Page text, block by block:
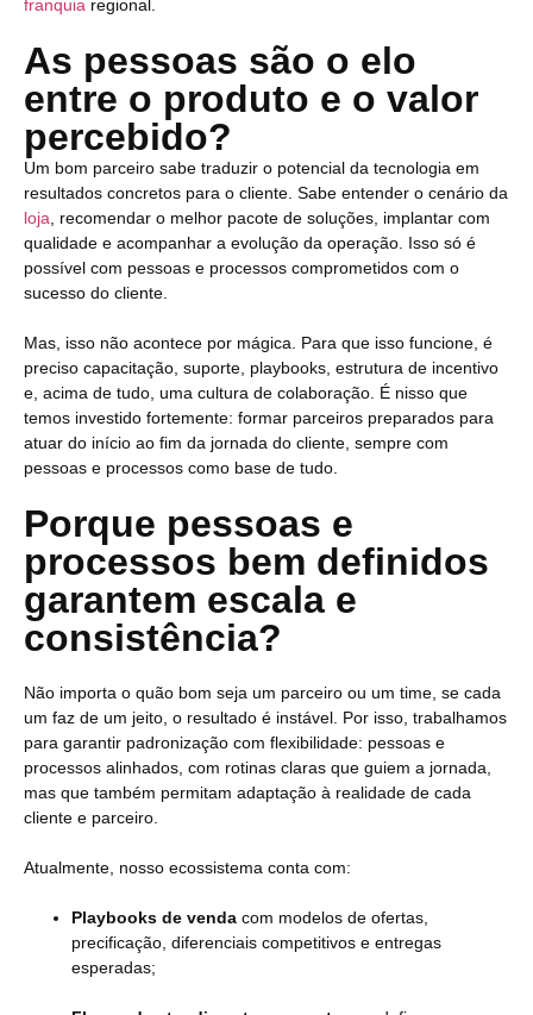
franquia regional.
As pessoas são o elo
entre o produto e o valor
percebido?
Um bom parceiro sabe traduzir o potencial da tecnologia em
resultados concretos para o cliente. Sabe entender o cenário da
loja, recomendar o melhor pacote de soluções, implantar com
qualidade e acompanhar a evolução da operação. Isso só é
possível com pessoas e processos comprometidos com o
sucesso do cliente.
Mas, isso não acontece por mágica. Para que isso funcione, é
preciso capacitação, suporte, playbooks, estrutura de incentivo
e, acima de tudo, uma cultura de colaboração. É nisso que
temos investido fortemente: formar parceiros preparados para
atuar do início ao fim da jornada do cliente, sempre com
pessoas e processos como base de tudo.
Porque pessoas e
processos bem definidos
garantem escala e
consistência?
Não importa o quão bom seja um parceiro ou um time, se cada
um faz de um jeito, o resultado é instável. Por isso, trabalhamos
para garantir padronização com flexibilidade: pessoas e
processos alinhados, com rotinas claras que guiem a jornada,
mas que também permitam adaptação à realidade de cada
cliente e parceiro.
Atualmente, nosso ecossistema conta com:
Playbooks de venda com modelos de ofertas,
precificação, diferenciais competitivos e entregas
esperadas;